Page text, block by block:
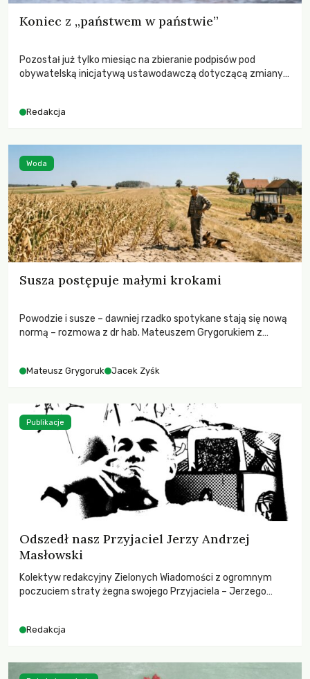
Koniec z „państwem w państwie”
Pozostał już tylko miesiąc na zbieranie podpisów pod
obywatelską inicjatywą ustawodawczą dotyczącą zmiany
niezwykle korzystne rozwiązania dla przyrody i zwierząt,
funkcjonowania łowiectwa w Polsce.
Redakcja
Susza postępuje małymi krokami
Powodzie i susze – dawniej rzadko spotykane stają się nową
normą – rozmowa z dr hab. Mateuszem Grygorukiem z
Mateusz Grygoruk Jacek Zyśk
Woda
Odszedł nasz Przyjaciel Jerzy Andrzej
Masłowski
Kolektyw redakcyjny Zielonych Wiadomości z ogromnym
poczuciem straty żegna swojego Przyjaciela – Jerzego
Redakcja
Publikacje